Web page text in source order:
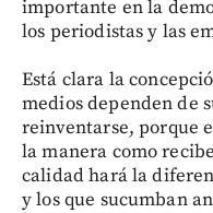
importante en la
los periodistas y las
Está clara la
medios dependen de
reinventarse, porque
la manera como
calidad hará la
y los que sucumban